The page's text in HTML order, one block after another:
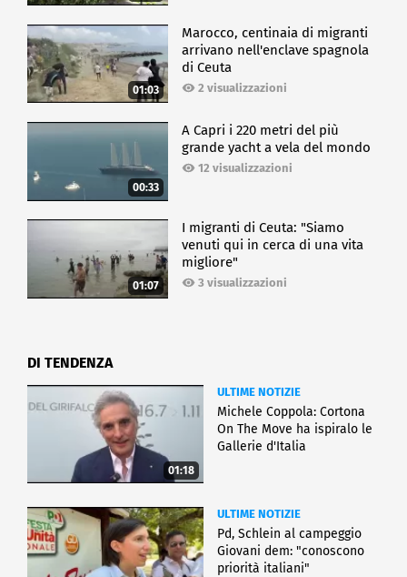
01:03
Marocco, centinaia di migranti
arrivano nell'enclave spagnola
di Ceuta
2 visualizzazioni
00:33
A Capri i 220 metri del più
grande yacht a vela del mondo
12 visualizzazioni
01:07
I migranti di Ceuta: "Siamo
venuti qui in cerca di una vita
migliore"
3 visualizzazioni
DI TENDENZA
01:18
ULTIME NOTIZIE
Michele Coppola: Cortona
On The Move ha ispiralo le
Gallerie d'Italia
ULTIME NOTIZIE
Pd, Schlein al campeggio
Giovani dem: "conoscono
priorità italiani"